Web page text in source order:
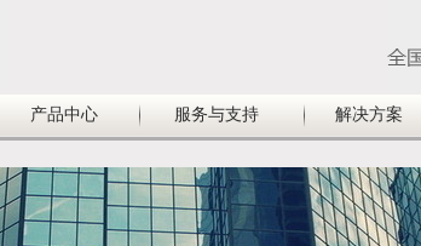
产品中心 服务与支持 解决方案